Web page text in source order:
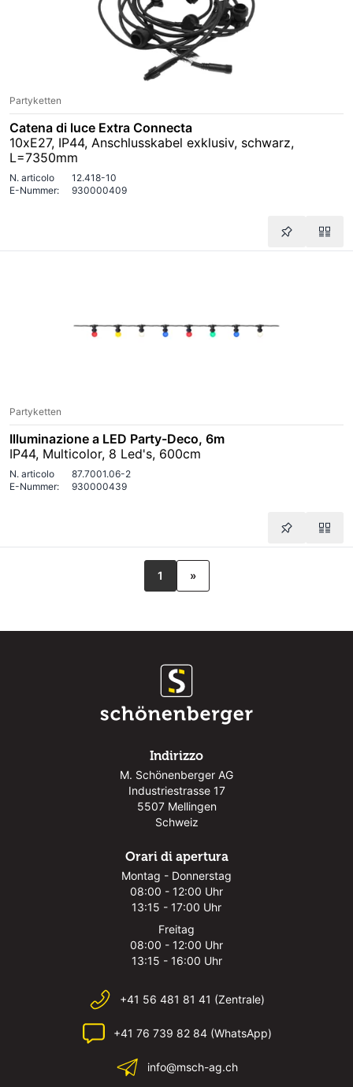
Partyketten
Catena di luce Extra Connecta
10xE27, IP44, Anschlusskabel exklusiv, schwarz,
L=7350mm
N. articolo
12.418-10
E-Nummer:
930000409
Partyketten
Illuminazione a LED Party-Deco, 6m
IP44, Multicolor, 8 Led's, 600cm
N. articolo
87.7001.06-2
E-Nummer:
930000439
1 »
Indirizzo
M. Schönenberger AG
Industriestrasse 17
5507 Mellingen
Schweiz
Orari di apertura
Montag - Donnerstag
08:00 - 12:00 Uhr
13:15 - 17:00 Uhr
Freitag
08:00 - 12:00 Uhr
13:15 - 16:00 Uhr
+41 56 481 81 41 (Zentrale)
+41 76 739 82 84 (WhatsApp)
info@msch-ag.ch